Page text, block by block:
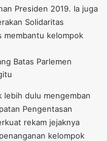
Presiden 2019. Ia juga
Solidaritas
membantu kelompok
Batas Parlemen
lebih dulu mengemban
Pengentasan
rekam jejaknya
kelompok